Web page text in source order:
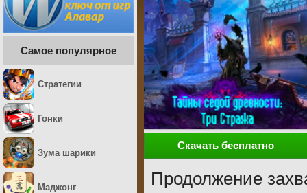
Скачать бесплатно
Продолжение
Самое популярное
Стратегии
Гонки
Зума шарики
Маджонг